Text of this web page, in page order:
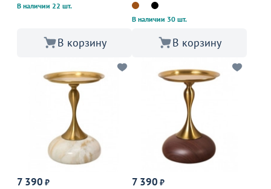
В наличии 22 шт.
В корзину
В наличии 30 шт.
В корзину
7 390 ₽
7 390 ₽